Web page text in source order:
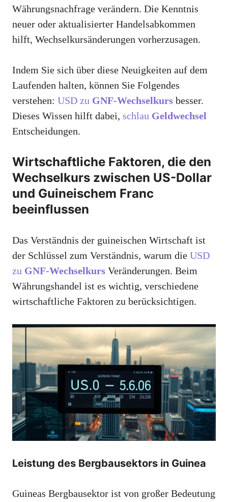
Währungsnachfrage verändern. Die Kenntnis
neuer oder aktualisierter Handelsabkommen
hilft, Wechselkursänderungen vorherzusagen.
Indem Sie sich über diese Neuigkeiten auf dem
Laufenden halten, können Sie Folgendes
verstehen: USD zu GNF-Wechselkurs besser.
Dieses Wissen hilft dabei, schlau Geldwechsel
Entscheidungen.
Wirtschaftliche Faktoren, die den
Wechselkurs zwischen US-Dollar
und Guineischem Franc
beeinflussen
Das Verständnis der guineischen Wirtschaft ist
der Schlüssel zum Verständnis, warum die USD
zu GNF-Wechselkurs Veränderungen. Beim
Währungshandel ist es wichtig, verschiedene
wirtschaftliche Faktoren zu berücksichtigen.
Leistung des Bergbausektors in Guinea
Guineas Bergbausektor ist von großer Bedeutung